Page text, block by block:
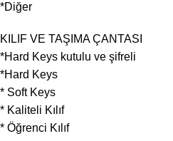
*Diğer
KILIF VE TAŞIMA ÇANTASI
*Hard Keys kutulu ve şifreli
*Hard Keys
* Soft Keys
* Kaliteli Kılıf
* Öğrenci Kılıf